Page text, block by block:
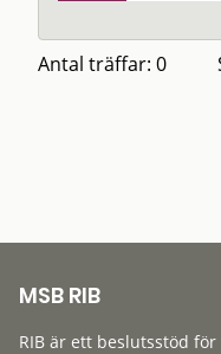
Antal träffar: 0
MSB RIB
RIB är ett beslutsstöd